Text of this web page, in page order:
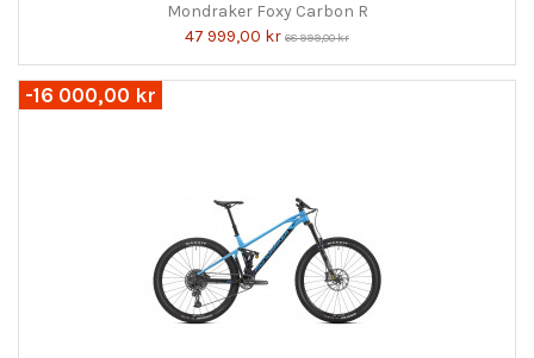
Mondraker Foxy Carbon R
47 999,00 kr 68 999,00 kr
-16 000,00 kr